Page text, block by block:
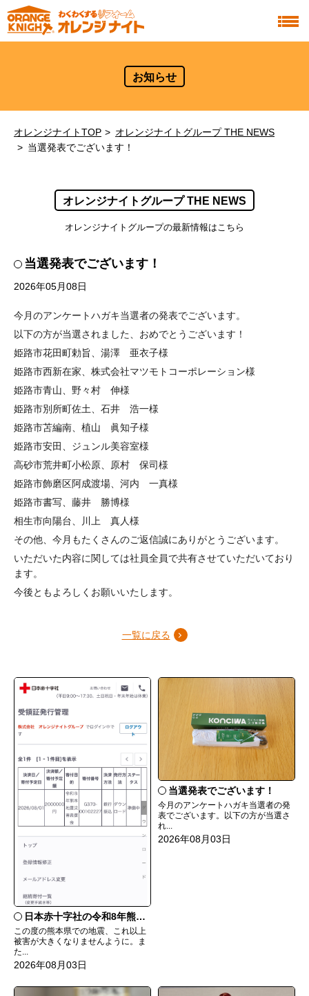
お知らせ
オレンジナイトTOP
オレンジナイトグループ THE NEWS
当選発表でございます！
オレンジナイトグループ THE NEWS
オレンジナイトグループの最新情報はこちら
当選発表でございます！
2026年05月08日
今月のアンケートハガキ当選者の発表でございます。
以下の方が当選されました、おめでとうございます！
姫路市花田町勅旨、湯澤 亜衣子様
姫路市西新在家、株式会社マツモトコーポレーション様
姫路市青山、野々村 伸様
姫路市別所町佐土、石井 浩一様
姫路市苫編南、植山 眞知子様
姫路市安田、ジュンル美容室様
高砂市荒井町小松原、原村 保司様
姫路市飾磨区阿成渡場、河内 一真様
姫路市書写、藤井 勝博様
相生市向陽台、川上 真人様
その他、今月もたくさんのご返信誠にありがとうございます。
いただいた内容に関しては社員全員で共有させていただいており
ます。
今後ともよろしくお願いいたします。
一覧に戻る
日本赤十字社の令和8年熊本地震災害義援金に寄付いたしました
この度の熊本県での地震、これ以上
被害が大きくなりませんように。ま
た...
2026年08月03日
当選発表でございます！
今月のアンケートハガキ当選者の発
表でございます。以下の方が当選さ
れ...
2026年08月03日